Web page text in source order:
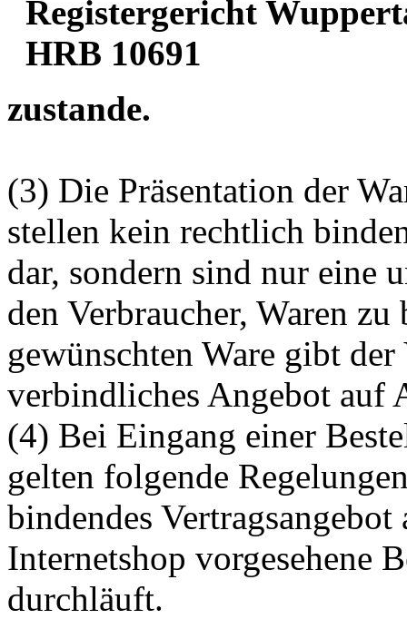
Registergericht
HRB 10691
zustande.
(3) Die Präsentation der
stellen kein rechtlich
dar, sondern sind nur eine
den Verbraucher, Waren
gewünschten Ware gibt
verbindliches Angebot auf
(4) Bei Eingang einer
gelten folgende
bindendes
Internetshop vorgesehene
durchläuft.